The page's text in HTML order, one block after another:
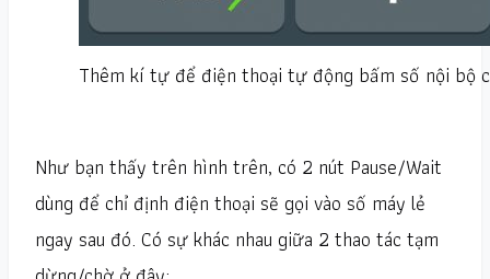
Thêm kí tự để điện thoại tự động bấm số nội bộ
Như bạn thấy trên hình trên, có 2 nút Pause/Wait
dùng để chỉ định điện thoại sẽ gọi vào số máy lẻ
ngay sau đó. Có sự khác nhau giữa 2 thao tác tạm